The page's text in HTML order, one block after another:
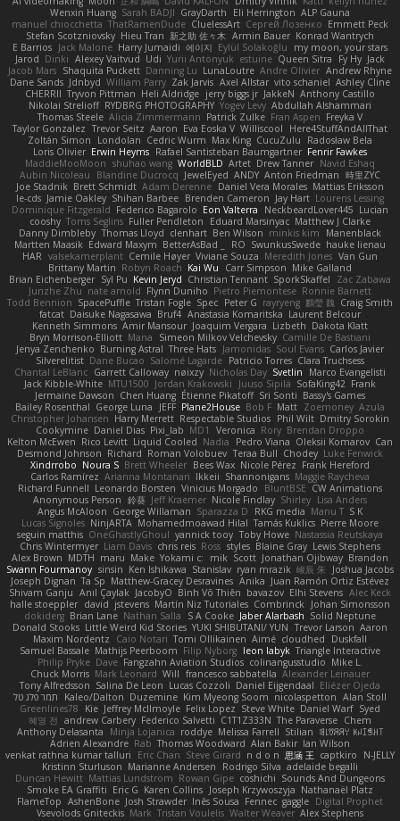
Wenxin Huang Sarah BADJI GrayDarth Eli Herrington ALP Gauna
manuel chiocchetta ThatRamenDude CluelessArt Cергей Лозенко Emmett Peck
Stefan Scotzniovsky Hieu Tran 新之助 佐々木 Armin Bauer Konrad Wantrych
E Barrios Jack Malone Harry Jumaidi 에이지 Eylül Solakoğlu
my moon, your stars
Jarod Dinki Alexey Vaitvud Udi Yurii Antonyuk estuine Queen Sitra Fy Hy Jack
Jacob Mars Shaquita Puckett Danning Lu LunaLoutre Andre Olivier Andrew Rhyne
Dane Sands Jdnbyd William Parry Zak Jarvis Axel Allstar vito schaniel Ashley Cline
CHERRII Tryvon Pittman Heli Aldridge jerry biggs jr JakkeN Anthony Castillo
Nikolai Strelioff RYDBRG PHOTOGRAPHY Yogev Levy Abdullah Alshammari
Thomas Steele Alicia Zimmermann Patrick Zulke Fran Aspen Freyka V
Taylor Gonzalez Trevor Seitz Aaron Eva Eoska V Williscool
Here4StuffAndAllThat
Zoltán Simon
Londolan Cedric Wurm Max King CucuZulu
Radosław Bela
Loris Olivier Erwin Heyms Rafael Santisteban Baumgartner Fenrir Fawkes
MaddieMooMoon shuhao wang WorldBLD Artet Drew Tanner Navid Eshaq
Aubin Nicoleau
Blandine Ducrocq JewelEyed ANDY Anton Friedman 時里ZYC
Joe Stadnik Brett Schmidt Adam Derenne Daniel Vera Morales Mattias Eriksson
le-cds Jamie Oakley Shihan Barbee Brenden Cameron Jay Hart Lourens Lessing
Dominique Fitzgerald Federico Bagarolo Eon Valterra NeckbeardLover445 Lucian
cooshy Toms Seglins Fuller Pendleton Eduard Marsinyac Matthew J Clarke
Danny Dimbleby Thomas Lloyd clenhart Ben Wilson minkis kim
Manenblack
Martten Maasik Edward Maxym BetterAsBad _ RO SwunkusSwede hauke lienau
HAR valsekamerplant Cemile Høyer Viviane Souza Meredith Jones Van Gun
Brittany Martin Robyn Roach Kai Wu Carr Simpson Mike Galland
Brian Eichenberger Syl Pu Kevin Jeryd Christian Tennant SporkSkaffel
Zac Zabawa
Junzhe Zhu nate arnold Flynn Duniho Pietro Piemontese Ronnie Barnett
Todd Bennion SpacePuffle Tristan Fogle Spec Peter G rayryeng 鸝瑩 魏 Craig Smith
fatcat Daisuke Nagasawa Bruf4 Anastasia Komaritska Laurent Belcour
Kenneth Simmons Amir Mansour Joaquim Vergara Lizbeth Dakota Klatt
Bryn Morrison-Elliott Mana Simeon Milkov Velchevsky Camille De Bastiani
Jenya Zenchenko Burning Astral Three Hats Jamonidas Soul Evans Carlos Javier
Silverelitist Dane Bucao Salomé Lagarde Patricio Torres Clara Truchsess
Chantal LeBlanc Garrett Calloway nøixzy Nicholas Day Svetlin
Marco Evangelisti
Jack Kibble-White MTU1500 Jordan Krakowski Juuso Sipilä SofaKing42 Frank
Jermaine Dawson Chen Huang Étienne Pikatoff Sri Sonti Bassy's Games
Bailey Rosenthal George Luna JEFF Plane2House Bob F Matt Zoemoney Azula
Christopher Johansen Harry Merrett Respectable Studios Phil Wilt Dmitry Sorokin
Cookymine Daniel Dias Pixi_lab MD1 Veronica Rory Brendan Droppo
Kelton McEwen Rico Levitt Liquid Cooled Nadia Pedro Viana Oleksii Komarov Can
Desmond Johnson Richard Roman Volobuev Teraa Bull Chodey Luke Fenwick
Xindrrobo Noura S Brett Wheeler Bees Wax Nicole Pérez Frank Hereford
Carlos Ramírez Arianna Montanari Ikkeii Shannonigans Maggie Raycheva
Richard Funnell Leonardo Borsten Vinicius Morgado BluntBSE CW Animations
Anonymous Person 鈴葵 Jeff Kraemer Nicole Findlay Shirley Lisa Anders
Angus McAloon George Willaman Sparazza D RKG media Manu T S K
Lucas Signoles NinjARTA Mohamedmoawad Hilal Tamás Kuklics Pierre Moore
seguin matthis OneGhastlyGhoul yannick tooy Toby Howe Nastassia Reutskaya
Chris Wintermyer Liam Davis chris reis Ross styles Blaine Gray Lewis Stephens
Alex Brown MDTH maru Make Yokami c: mik Scott Jonathan Ojibway Brandon
Swann Fourmanoy sinsin Ken Ishikawa Stanislav ryan mrazik 峻辰 朱
Joshua Jacobs
Joseph Dignan Ta Sp Matthew-Gracey Desravines Anika Juan Ramón Ortiz Estévez
Shivam Ganju Anıl Çaylak JacobyO Bình Võ Thiên bavazov Elhi Stevens Alec Keck
halle stoeppler david jstevens Martín Niz Tutoriales Combrinck Johan Simonsson
dokiderg Brian Lane Nathan Salla S A Cooke Jaber Alarbash Solid Neptune
Donald Stooks Little Weird Kid Stories YUKI SHIBUTANI/ YUN Trevor Larson Aaron
Maxim Nordentz
Caio Notari Tomi Ollikainen Aimé cloudhed
Duskfall
Samuel Bassale Mathijs Peerboom Filip Nyborg leon labyk Triangle Interactive
Philip Pryke Dave Fangzahn Aviation Studios colinangusstudio Mike L.
Chuck Morris Mark Leonard Will francesco sabbatella Alexander Leinauer
Tony Alfredsson Salina De Leon Lucas Cozzoli Daniel Eijgendaal Eliézer Ojeda
תמר פלג טל
Kaleo/Dalton Duzemine Kim Myeong Soom nicolaspetton Alan Stoll
Greenlines78
Kie Jeffrey McIlmoyle Felix Lopez Steve White Daniel Warf Syed
혜영 전 andrew Carbery Federico Salvetti C1T1Z333N The Paraverse Chem
Anthony Delasanta
Minja Lojanica roddye Melissa Farrell Stilian ꌃ꒒ꀎꋪꋪꌩ ꀘꈤꀤꁅꃅ꓄
Adrien Alexandre Rab Thomas Woodward Alan Bakir Ian Wilson
venkat rathna kumar talluri
Eric Chan Steve Girard n d o n 思涵 王 captkiro
N-JELLY
Kristinn Sturluson Marianne Andersen Rodrigo Silva adelaide begalli
Duncan Hewitt Mattias Lundstrom Rowan Gipe coshichi Sounds And Dungeons
Smoke EA Graffiti Eric G Karen Collins Joseph Krzywoszyja Nathanaël Platz
FlameTop AshenBone Josh Strawder Inês Sousa Fennec gaggle Digital Prophet
Vsevolods Gniteckis Mark Tristan Voulelis Walter Weaver Alex Stephens